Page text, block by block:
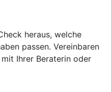
heraus, welche
passen. Vereinbaren
Ihrer Beraterin oder